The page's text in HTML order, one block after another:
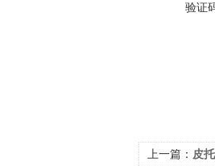
验证
上一篇： 皮